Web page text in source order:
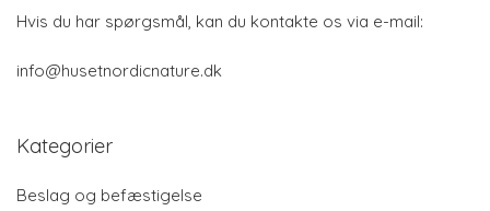
Hvis du har spørgsmål, kan du kontakte os via e-mail:
info@husetnordicnature.dk
Kategorier
Beslag og befæstigelse